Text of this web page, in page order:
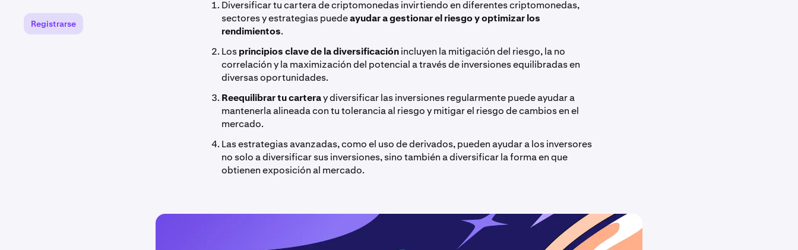
Diversificar tu cartera de criptomonedas invirtiendo en diferentes criptomonedas,
sectores y estrategias puedeayudar a gestionar el riesgo y optimizar los
rendimientos.
Losprincipios clave de la diversificaciónincluyen la mitigación del riesgo, la no
correlación y la maximización del potencial a través de inversiones equilibradas en
diversas oportunidades.
Reequilibrar tu carteray diversificar las inversiones regularmente puede ayudar a
mantenerla alineada con tu tolerancia al riesgo y mitigar el riesgo de cambios en el
mercado.
Las estrategias avanzadas, como el uso de derivados, pueden ayudar a los inversores
no solo a diversificar sus inversiones, sino también a diversificar la forma en que
obtienen exposición al mercado.
Registrarse